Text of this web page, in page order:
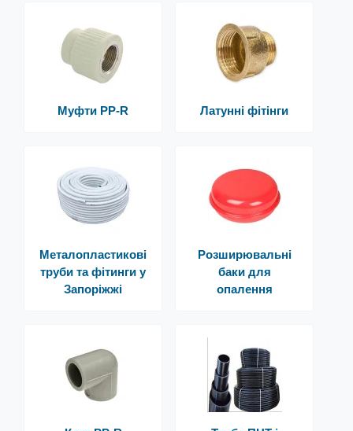
Муфти PP-R Латунні фітінги
Металопластикові
труби та фітинги у
Запоріжжі
Розширювальні
баки для
опалення